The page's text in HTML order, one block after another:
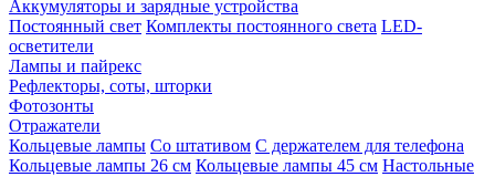
Аккумуляторы и зарядные устройства
Постоянный свет Комплекты постоянного света LED-
осветители
Лампы и пайрекс
Рефлекторы, соты, шторки
Фотозонты
Отражатели
Кольцевые лампы Со штативом С держателем для телефона
Кольцевые лампы 26 см Кольцевые лампы 45 см Настольные